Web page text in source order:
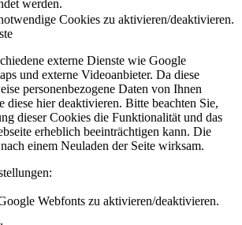
werden.
Cookies zu aktivieren/deaktivieren.
externe Dienste wie Google
und externe Videoanbieter. Da diese
personenbezogene Daten von Ihnen
diese hier deaktivieren. Bitte beachten Sie,
dieser Cookies die Funktionalität und das
erheblich beeinträchtigen kann. Die
einem Neuladen der Seite wirksam.
Webfonts zu aktivieren/deaktivieren.